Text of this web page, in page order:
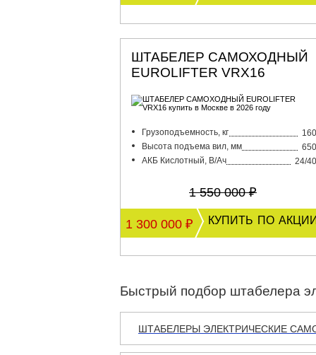
ШТАБЕЛЕР САМОХОДНЫЙ
EUROLIFTER VRX16
Грузоподъемность, кг
Высота подъема вил, мм
АКБ Кислотный, В/Ач
24/
1 550 000 ₽
1 300 000 ₽ купить по
Быстрый подбор штабелера
ШТАБЕЛЕРЫ ЭЛЕКТРИЧЕСКИЕ